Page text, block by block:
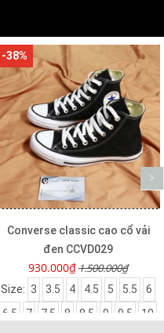
-38%
Converse classic cao cổ vải
đen CCVD029
930.000₫1.500.000₫
Size: 3 3.5 4 4.5 5 5.5
6
6.5
7 7.5 8 8.5 9 9.5 10